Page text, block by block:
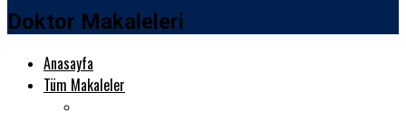
Doktor Makaleleri
Anasayfa
Tüm Makaleler